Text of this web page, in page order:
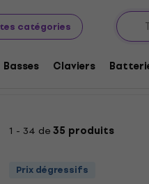
catégories
Basses Claviers
Câbles, fiches et adaptateurs
1 - 34 de35 produits
Prix dégressifs